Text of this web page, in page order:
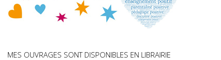
MES OUVRAGES SONT DISPONIBLES EN LIBRAIRIE